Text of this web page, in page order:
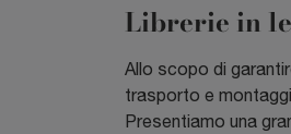
Librerie in
Allo scopo di
trasporto e
Presentiamo una